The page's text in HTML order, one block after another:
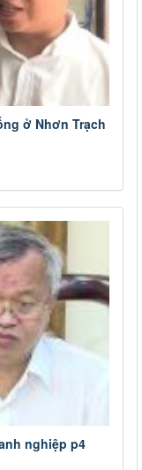
ở Nhơn Trạch
nghiệp p4